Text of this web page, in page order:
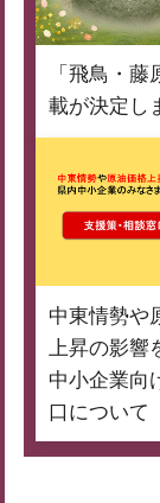
「飛鳥・
載が決定し
中東情勢や
上昇の影響
中小企業向
口について